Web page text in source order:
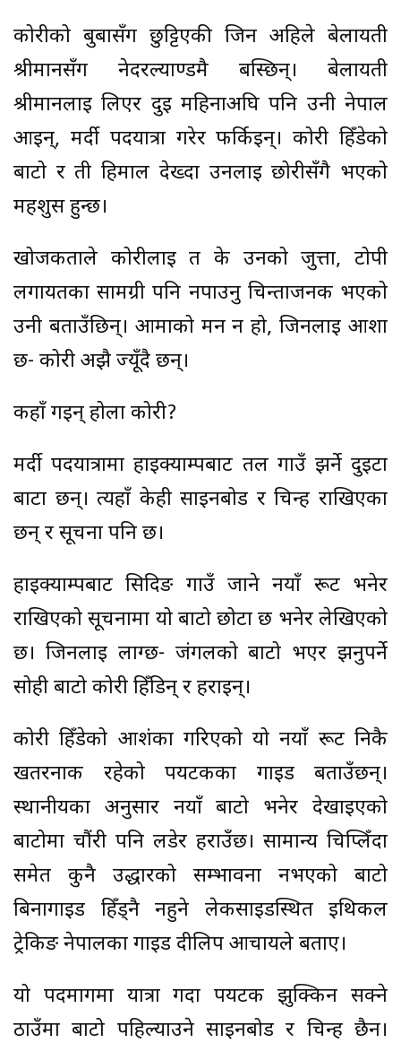
कोरीको बुबासँग छुट्टिएकी जिन अहिले बेलायती
श्रीमानसँग नेदरल्याण्डमै बस्छिन्। बेलायती
श्रीमानलाई लिएर दुई महिनाअघि पनि उनी नेपाल
आइन्, मर्दी पदयात्रा गरेर फर्किइन्। कोरी हिँडेको
बाटो र ती हिमाल देख्दा उनलाई छोरीसँगै भएको
महशुस हुन्छ।
खोजकर्ताले कोरीलाई त के उनको जुत्ता, टोपी
लगायतका सामग्री पनि नपाउनु चिन्ताजनक भएको
उनी बताउँछिन्। आमाको मन न हो, जिनलाई आशा
छ- कोरी अझै ज्यूँदै छन्।
कहाँ गइन् होला कोरी?
मर्दी पदयात्रामा हाइक्याम्पबाट तल गाउँ झर्ने दुइटा
बाटा छन्। त्यहाँ केही साइनबोर्ड र चिन्ह राखिएका
छन् र सूचना पनि छ।
हाइक्याम्पबाट सिदिङ गाउँ जाने नयाँ रूट भनेर
राखिएको सूचनामा यो बाटो छोटा छ भनेर लेखिएको
छ। जिनलाई लाग्छ- जंगलको बाटो भएर झर्नुपर्ने
सोही बाटो कोरी हिँडिन् र हराइन्।
कोरी हिँडेको आशंका गरिएको यो नयाँ रूट निकै
खतरनाक रहेको पर्यटकका गाइड बताउँछन्।
स्थानीयका अनुसार नयाँ बाटो भनेर देखाइएको
बाटोमा चौंरी पनि लडेर हराउँछ। सामान्य चिप्लिँदा
समेत कुनै उद्धारको सम्भावना नभएको बाटो
बिनागाइड हिँड्नै नहुने लेकसाइडस्थित इथिकल
ट्रेकिङ नेपालका गाइड दीलिप आचार्यले बताए।
यो पदमार्गमा यात्रा गर्दा पर्यटक झुक्किन सक्ने
ठाउँमा बाटो पहिल्याउने साइनबोर्ड र चिन्ह छैन।